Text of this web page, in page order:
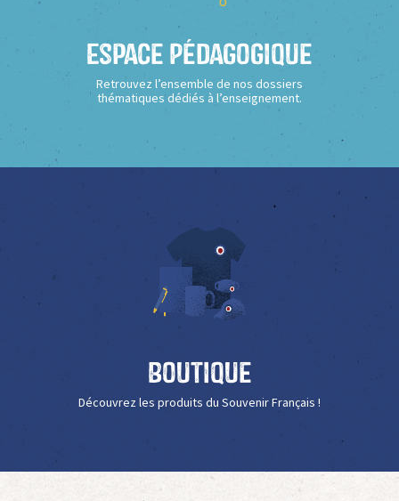
Espace Pédagogique
Retrouvez l’ensemble de nos dossiers
thématiques dédiés à l’enseignement.
Boutique
Découvrez les produits du Souvenir Français !